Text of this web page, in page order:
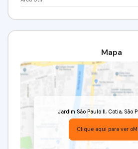
Mapa
Jardim São Paulo II, Cotia, São
Clique aqui para ver o